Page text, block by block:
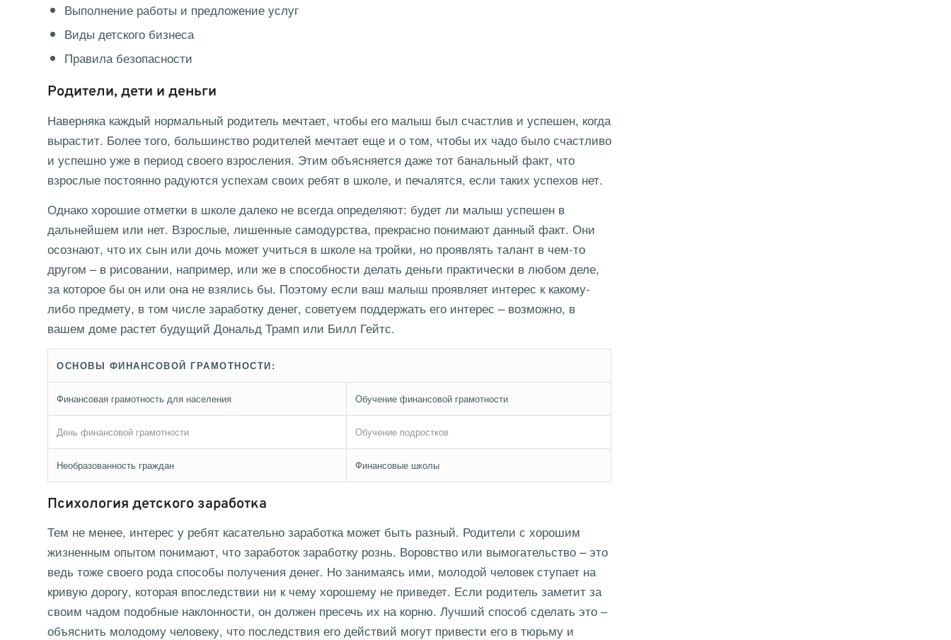
Выполнение работы и предложение услуг
Виды детского бизнеса
Правила безопасности
Родители, дети и деньги
Наверняка каждый нормальный родитель мечтает, чтобы его малыш был счастлив и успешен, когда
вырастит. Более того, большинство родителей мечтает еще и о том, чтобы их чадо было счастливо
и успешно уже в период своего взросления. Этим объясняется даже тот банальный факт, что
взрослые постоянно радуются успехам своих ребят в школе, и печалятся, если таких успехов нет.
Однако хорошие отметки в школе далеко не всегда определяют: будет ли малыш успешен в
дальнейшем или нет. Взрослые, лишенные самодурства, прекрасно понимают данный факт. Они
осознают, что их сын или дочь может учиться в школе на тройки, но проявлять талант в чем-то
другом – в рисовании, например, или же в способности делать деньги практически в любом деле,
за которое бы он или она не взялись бы. Поэтому если ваш малыш проявляет интерес к какому-
либо предмету, в том числе заработку денег, советуем поддержать его интерес – возможно, в
вашем доме растет будущий Дональд Трамп или Билл Гейтс.
ОСНОВЫ ФИНАНСОВОЙ ГРАМОТНОСТИ:
Финансовая грамотность для населения Обучение финансовой грамотности
День финансовой грамотности Обучение подростков
Необразованность граждан Финансовые школы
Психология детского заработка
Тем не менее, интерес у ребят касательно заработка может быть разный. Родители с хорошим
жизненным опытом понимают, что заработок заработку рознь. Воровство или вымогательство – это
ведь тоже своего рода способы получения денег. Но занимаясь ими, молодой человек ступает на
кривую дорогу, которая впоследствии ни к чему хорошему не приведет. Если родитель заметит за
своим чадом подобные наклонности, он должен пресечь их на корню. Лучший способ сделать это –
объяснить молодому человеку, что последствия его действий могут привести его в тюрьму и